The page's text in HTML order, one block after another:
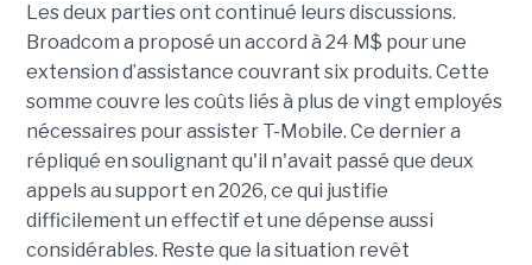
Les deux parties ont continué leurs discussions.
Broadcom a proposé un accord à 24 M$ pour une
extension d’assistance couvrant six produits. Cette
somme couvre les coûts liés à plus de vingt employés
nécessaires pour assister T-Mobile. Ce dernier a
répliqué en soulignant qu'il n'avait passé que deux
appels au support en 2026, ce qui justifie
difficilement un effectif et une dépense aussi
considérables. Reste que la situation revêt